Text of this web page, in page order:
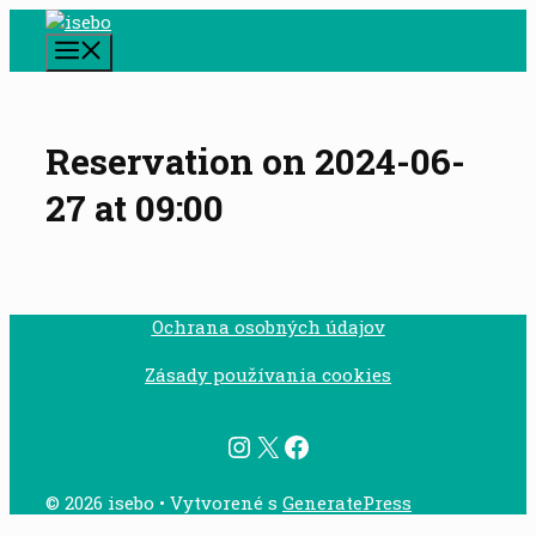
Preskočiť
obsah
Reservation on 2024-06-
27 at 09:00
Ochrana osobných údajov
Zásady používania cookies
InstagramX Facebook
© 2026 isebo • Vytvorené s GeneratePress